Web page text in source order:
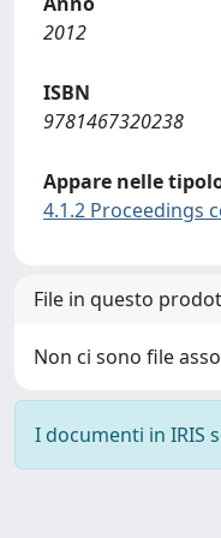
2012
ISBN
9781467320238
Appare nelle
4.1.2 Proceedings
File in questo
Non ci sono file
I documenti in IRIS